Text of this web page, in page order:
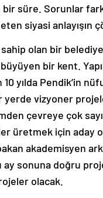
süre. Sorunlar
siyasi anlayışın
olan bir
bir kent.
yılda Pendik’in
yerde vizyoner
çevreye çok
üretmek için aday
akademisyen
sonuna doğru
olacak.